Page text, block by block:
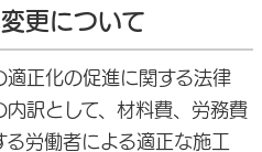
更について
正化の促進に関する法律
訳として、材料費、労務費
労働者による適正な施工